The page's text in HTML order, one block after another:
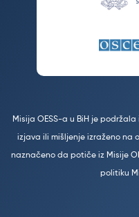
Misija OESS-a u BiH je
izjava ili mišljenje izraženo na
naznačeno da potiče iz Misije
politiku